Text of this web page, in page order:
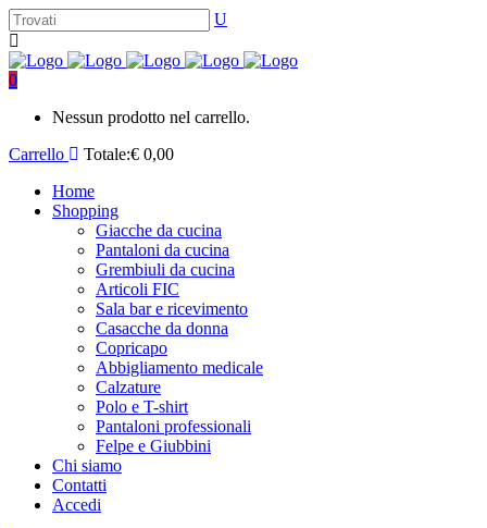
0
Nessun prodotto nel carrello.
Carrello
Totale:€ 0,00
Home
Shopping
Giacche da cucina
Pantaloni da cucina
Grembiuli da cucina
Articoli FIC
Sala bar e ricevimento
Casacche da donna
Copricapo
Abbigliamento medicale
Calzature
Polo e T-shirt
Pantaloni professionali
Felpe e Giubbini
Chi siamo
Contatti
Accedi